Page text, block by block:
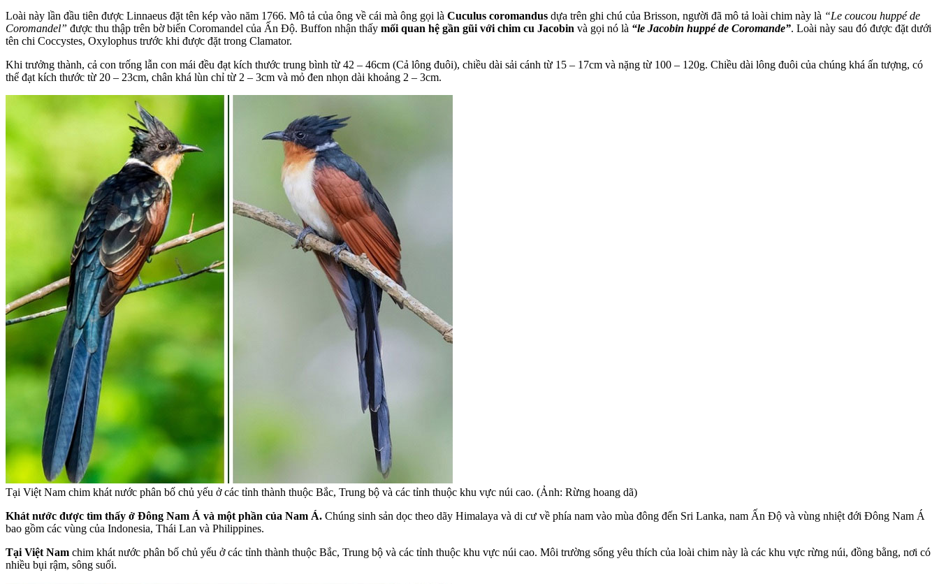
Loài này lần đầu tiên được Linnaeus đặt tên kép vào năm 1766. Mô tả của ông về cái mà ông gọi là Cuculus coromandus dựa trên ghi chú của Brisson, người đã mô tả loài chim này là “Le coucou hupрé de
Coromandel” được thu thập trên bờ biển Coromandel của Ấn Độ. Buffon nhận thấy mối quan hệ gần gũi với chim cu Jacobin và gọi nó là “le Jacobin huppé de Coromande”. Loài này sau đó được đặt dưới
tên chi Coccystes, Oxylophus trước khi được đặt trong Clamator.
Khi trưởng thành, cả con trống lẫn con mái đều đạt kích thước trung bình từ 42 – 46cm (Cả lông đuôi), chiều dài sải cánh từ 15 – 17cm và nặng từ 100 – 120g. Chiều dài lông đuôi của chúng khá ấn tượng, có
thể đạt kích thước từ 20 – 23cm, chân khá lùn chỉ từ 2 – 3cm và mỏ đen nhọn dài khoảng 2 – 3cm.
Tại Việt Nam chim khát nước phân bố chủ yếu ở các tỉnh thành thuộc Bắc, Trung bộ và các tỉnh thuộc khu vực núi cao. (Ảnh: Rừng hoang dã)
Khát nước được tìm thấy ở Đông Nam Á và một phần của Nam Á. Chúng sinh sản dọc theo dãy Himalaya và di cư về phía nam vào mùa đông đến Sri Lanka, nam Ấn Độ và vùng nhiệt đới Đông Nam Á
bao gồm các vùng của Indonesia, Thái Lan và Philippines.
Tại Việt Nam chim khát nước phân bố chủ yếu ở các tỉnh thành thuộc Bắc, Trung bộ và các tỉnh thuộc khu vực núi cao. Môi trường sống yêu thích của loài chim này là các khu vực rừng núi, đồng bằng, nơi có
nhiều bụi rậm, sông suối.